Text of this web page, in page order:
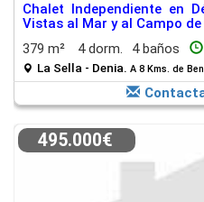
Chalet Independiente en
Vistas al Mar y al Campo
379 m²
4 dorm. 4 baños
La Sella - Denia. A 8 Kms. de
495.000€